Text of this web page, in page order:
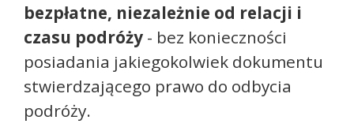
bezpłatne, niezależnie od relacji i
czasu podróży - bez konieczności
posiadania jakiegokolwiek dokumentu
stwierdzającego prawo do odbycia
podróży.